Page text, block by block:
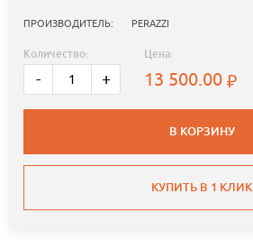
ПРОИЗВОДИТЕЛЬ: PERAZZI
Количество:
- +
Цена:
13 500.00
В КОРЗИНУ
КУПИТЬ В 1 КЛИК